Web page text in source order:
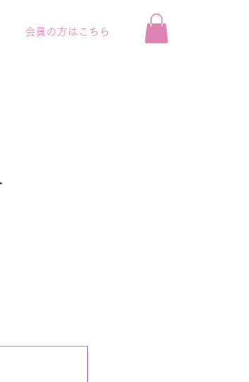
会員の方はこちら